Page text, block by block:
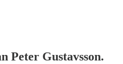
Peter Gustavsson.